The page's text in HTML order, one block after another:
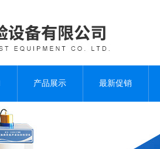
产品展示 最新促销